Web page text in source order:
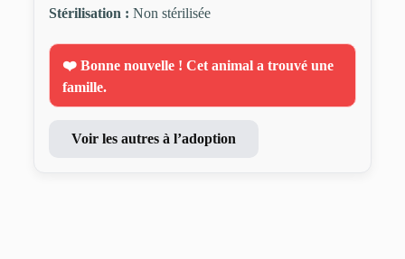
Stérilisation : Non stérilisée
❤️ Bonne nouvelle ! Cet animal a trouvé une
famille.
Voir les autres à l’adoption